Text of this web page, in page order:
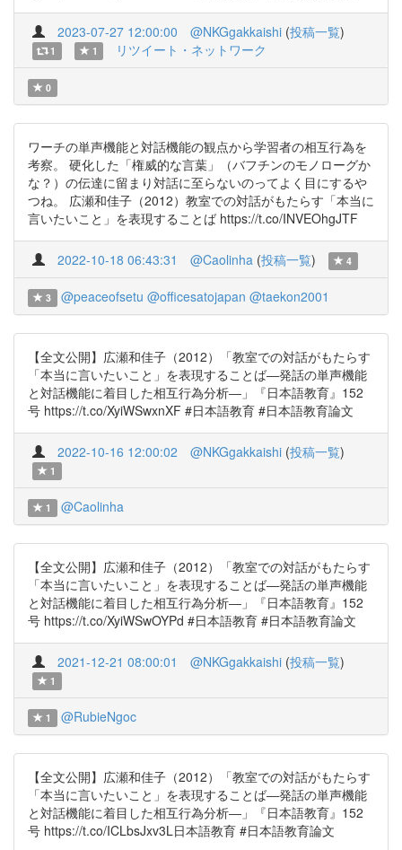
2023-07-27 12:00:00 @NKGgakkaishi (投稿一覧)
1 1 リツイート・ネットワーク
0
ワーチの単声機能と対話機能の観点から学習者の相互行為を
考察。 硬化した「権威的な言葉」（バフチンのモノローグか
な？）の伝達に留まり対話に至らないのってよく目にするや
つね。 広瀬和佳子（2012）教室での対話がもたらす「本当に
言いたいこと」を表現することば https://t.co/INVEOhgJTF
2022-10-18 06:43:31 @Caolinha (投稿一覧) 4
3 @peaceofsetu @officesatojapan @taekon2001
【全文公開】広瀬和佳子（2012）「教室での対話がもたらす
「本当に言いたいこと」を表現することば―発話の単声機能
と対話機能に着目した相互行為分析―」『日本語教育』152
号 https://t.co/XyiWSwxnXF #日本語教育 #日本語教育論文
2022-10-16 12:00:02 @NKGgakkaishi (投稿一覧)
1
1 @Caolinha
【全文公開】広瀬和佳子（2012）「教室での対話がもたらす
「本当に言いたいこと」を表現することば―発話の単声機能
と対話機能に着目した相互行為分析―」『日本語教育』152
号 https://t.co/XyiWSwOYPd #日本語教育 #日本語教育論文
2021-12-21 08:00:01 @NKGgakkaishi (投稿一覧)
1
1 @RubieNgoc
【全文公開】広瀬和佳子（2012）「教室での対話がもたらす
「本当に言いたいこと」を表現することば―発話の単声機能
と対話機能に着目した相互行為分析―」『日本語教育』152
号 https://t.co/ICLbsJxv3L日本語教育 #日本語教育論文